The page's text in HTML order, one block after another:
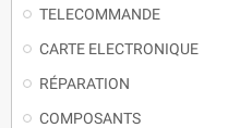
TELECOMMANDE
CARTE ELECTRONIQUE
RÉPARATION
COMPOSANTS